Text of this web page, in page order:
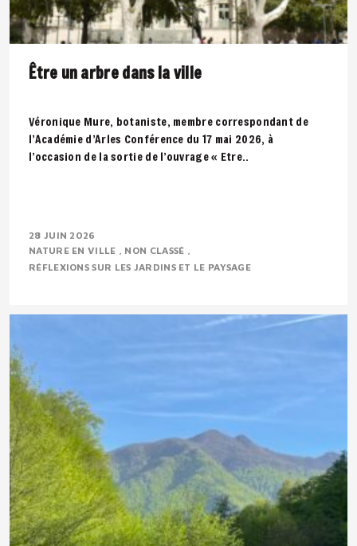
Être un arbre dans la ville
Véronique Mure, botaniste, membre correspondant de
l’Académie d’Arles Conférence du 17 mai 2026, à
l’occasion de la sortie de l’ouvrage « Etre..
28 JUIN 2026
NATURE EN VILLE
NON CLASSÉ
RÉFLEXIONS SUR LES JARDINS ET LE PAYSAGE